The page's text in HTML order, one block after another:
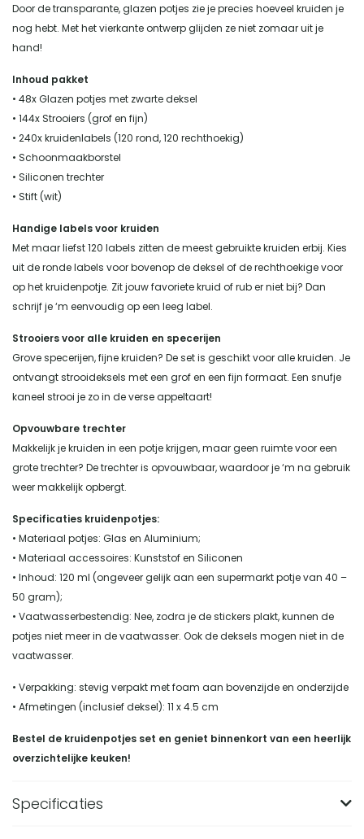
Door de transparante, glazen potjes zie je precies hoeveel kruiden je
nog hebt. Met het vierkante ontwerp glijden ze niet zomaar uit je
hand!
Inhoud pakket
• 48x Glazen potjes met zwarte deksel
• 144x Strooiers (grof en fijn)
• 240x kruidenlabels (120 rond, 120 rechthoekig)
• Schoonmaakborstel
• Siliconen trechter
• Stift (wit)
Handige labels voor kruiden
Met maar liefst 120 labels zitten de meest gebruikte kruiden erbij. Kies
uit de ronde labels voor bovenop de deksel of de rechthoekige voor
op het kruidenpotje. Zit jouw favoriete kruid of rub er niet bij? Dan
schrijf je ‘m eenvoudig op een leeg label.
Strooiers voor alle kruiden en specerijen
Grove specerijen, fijne kruiden? De set is geschikt voor alle kruiden. Je
ontvangt strooideksels met een grof en een fijn formaat. Een snufje
kaneel strooi je zo in de verse appeltaart!
Opvouwbare trechter
Makkelijk je kruiden in een potje krijgen, maar geen ruimte voor een
grote trechter? De trechter is opvouwbaar, waardoor je ‘m na gebruik
weer makkelijk opbergt.
Specificaties kruidenpotjes:
• Materiaal potjes: Glas en Aluminium;
• Materiaal accessoires: Kunststof en Siliconen
• Inhoud: 120 ml (ongeveer gelijk aan een supermarkt potje van 40 –
50 gram);
• Vaatwasserbestendig: Nee, zodra je de stickers plakt, kunnen de
potjes niet meer in de vaatwasser. Ook de deksels mogen niet in de
vaatwasser.
• Verpakking: stevig verpakt met foam aan bovenzijde en onderzijde
• Afmetingen (inclusief deksel): 11 x 4.5 cm
Bestel de kruidenpotjes set en geniet binnenkort van een heerlijk
overzichtelijke keuken!
Specificaties